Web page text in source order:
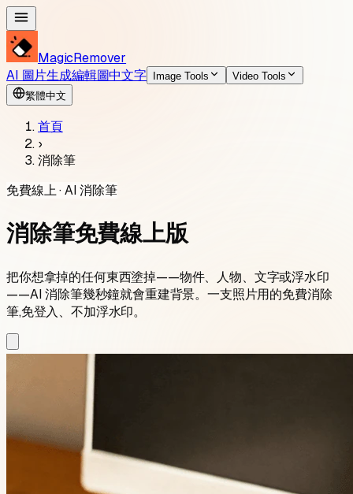
MagicRemover
AI 圖片生成編輯圖中文字 Image Tools
Video Tools
繁體中文
首頁
›
消除筆
免費線上 · AI 消除筆
消除筆免費線上版
把你想拿掉的任何東西塗掉——物件、人物、文字或浮水印
——AI 消除筆幾秒鐘就會重建背景。一支照片用的免費消除
筆,免登入、不加浮水印。